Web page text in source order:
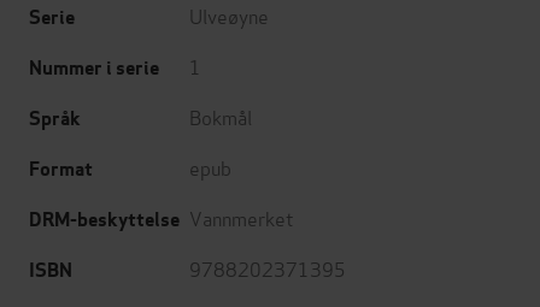
Serie Ulveøyne
Nummer i serie 1
Språk Bokmål
Format epub
DRM-beskyttelse Vannmerket
ISBN 9788202371395